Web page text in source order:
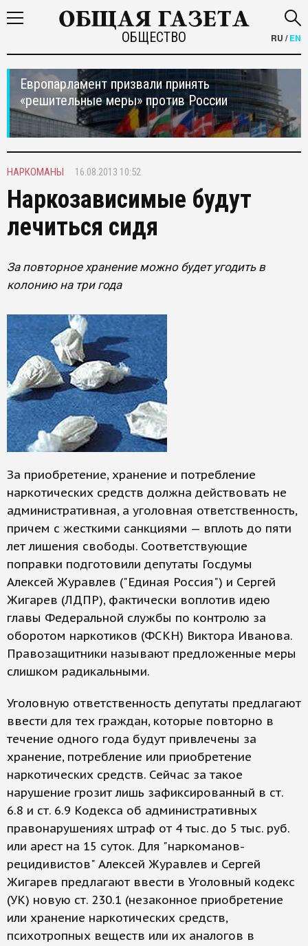
ОБЩЕСТВО RU /EN
Европарламент призвали принять
«решительные меры» против России
НАРКОМАНЫ 16.08.2013 10:52
Наркозависимые будут
лечиться сидя
За повторное хранение можно будет угодить в
колонию на три года
За приобретение, хранение и потребление
наркотических средств должна действовать не
административная, а уголовная ответственность,
причем с жесткими санкциями — вплоть до пяти
лет лишения свободы. Соответствующие
поправки подготовили депутаты Госдумы
Алексей Журавлев ("Единая Россия") и Сергей
Жигарев (ЛДПР), фактически воплотив идею
главы Федеральной службы по контролю за
оборотом наркотиков (ФСКН) Виктора Иванова.
Правозащитники называют предложенные меры
слишком радикальными.
Уголовную ответственность депутаты предлагают
ввести для тех граждан, которые повторно в
течение одного года будут привлечены за
хранение, потребление или приобретение
наркотических средств. Сейчас за такое
нарушение грозит лишь зафиксированный в ст.
6.8 и ст. 6.9 Кодекса об административных
правонарушениях штраф от 4 тыс. до 5 тыс. руб.
или арест на 15 суток. Для "наркоманов-
рецидивистов" Алексей Журавлев и Сергей
Жигарев предлагают ввести в Уголовный кодекс
(УК) новую ст. 230.1 (незаконное приобретение
или хранение наркотических средств,
психотропных веществ или их аналогов в